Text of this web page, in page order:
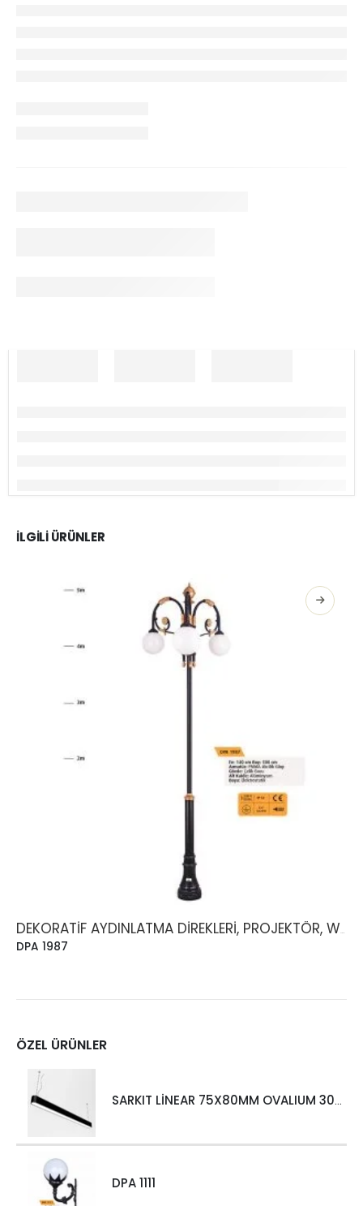
İLGILI ÜRÜNLER
DPA 1987
ÖZEL ÜRÜNLER
SARKIT LİNEAR 75X80MM OVALIUM 30W 4000 LM MT
DPA 1111